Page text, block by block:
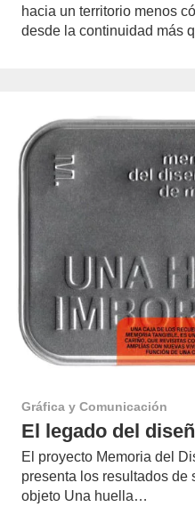
hacia un territorio menos
desde la continuidad más
Gráfica y Comunicación
El legado del
El proyecto Memoria del
presenta los resultados de
objeto Una huella…